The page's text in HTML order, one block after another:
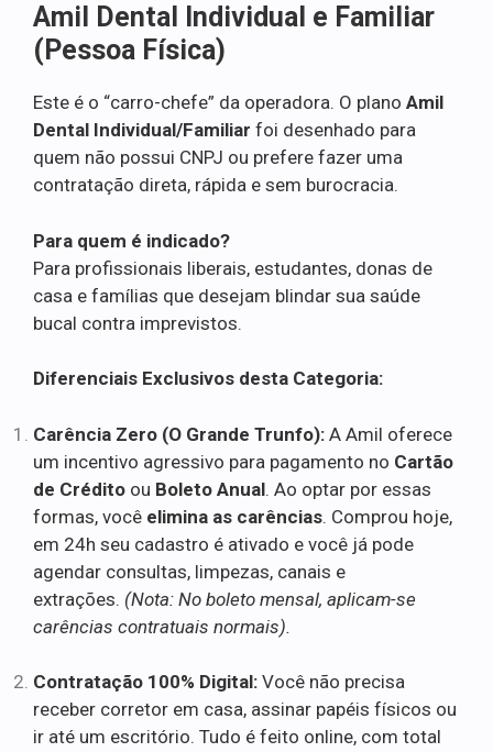
Amil Dental Individual e Familiar
(Pessoa Física)
Este é o “carro-chefe” da operadora. O plano Amil
Dental Individual/Familiar foi desenhado para
quem não possui CNPJ ou prefere fazer uma
contratação direta, rápida e sem burocracia.
Para quem é indicado?
Para profissionais liberais, estudantes, donas de
casa e famílias que desejam blindar sua saúde
bucal contra imprevistos.
Diferenciais Exclusivos desta Categoria:
Carência Zero (O Grande Trunfo): A Amil oferece
um incentivo agressivo para pagamento no Cartão
de Crédito ou Boleto Anual. Ao optar por essas
formas, você elimina as carências. Comprou hoje,
em 24h seu cadastro é ativado e você já pode
agendar consultas, limpezas, canais e
extrações. (Nota: No boleto mensal, aplicam-se
carências contratuais normais).
Contratação 100% Digital: Você não precisa
receber corretor em casa, assinar papéis físicos ou
ir até um escritório. Tudo é feito online, com total